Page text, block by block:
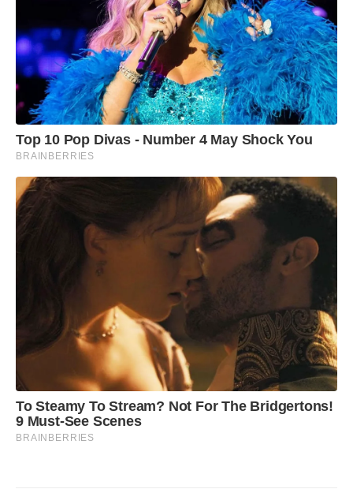
Top 10 Pop Divas - Number 4 May Shock You
BRAINBERRIES
To Steamy To Stream? Not For The Bridgertons!
9 Must-See Scenes
BRAINBERRIES